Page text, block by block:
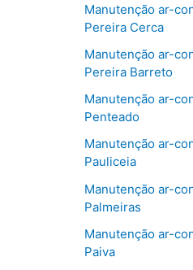
Manutenção ar-
Pereira Cerca
Manutenção ar-
Pereira Barreto
Manutenção ar-
Penteado
Manutenção ar-
Pauliceia
Manutenção ar-
Palmeiras
Manutenção ar-
Paiva